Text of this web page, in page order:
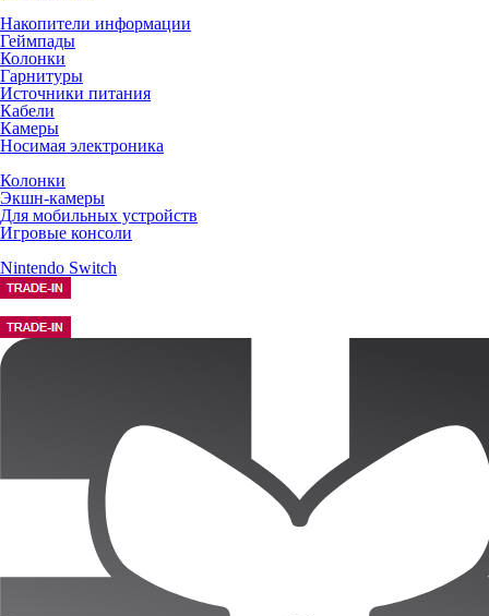
Накопители информации
Геймпады
Колонки
Гарнитуры
Источники питания
Кабели
Камеры
Носимая электроника
Колонки
Экшн-камеры
Для мобильных устройств
Игровые консоли
Nintendo Switch